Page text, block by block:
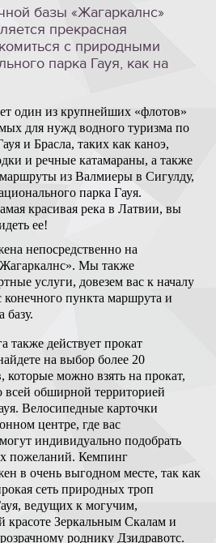
базы «Жагаркалнс»
прекрасная
с природными
парка Гауя, как на
один из крупнейших «флотов»
для нужд водного туризма по
и Брасла, таких как каноэ,
и речные катамараны, а также
из Валмиеры в Сигулду,
парка Гауя.
красивая река в Латвии, вы
ее!
непосредственно на
Мы также
услуги, довезем вас к началу
конечного пункта маршрута и
базу.
также действует прокат
на выбор более 20
которые можно взять на прокат,
всей обширной территорией
Велосипедные карточки
центре, где вас
индивидуально подобрать
пожеланий. Кемпинг
в очень выгодном месте, так как
сеть природных троп
ведущих к могучим,
красоте Зеркальным Скалам и
роднику Дзидравотс.